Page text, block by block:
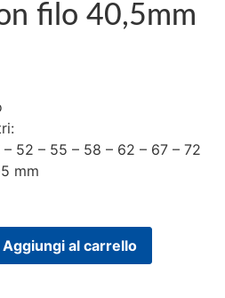
filo 40,5mm
52 – 55 – 58 – 62 – 67 – 72
mm
Aggiungi al carrello